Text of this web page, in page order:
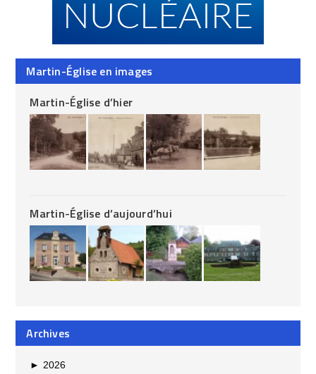
Martin-Église en images
Martin-Église d’hier
Martin-Église d’aujourd’hui
Archives
► 2026